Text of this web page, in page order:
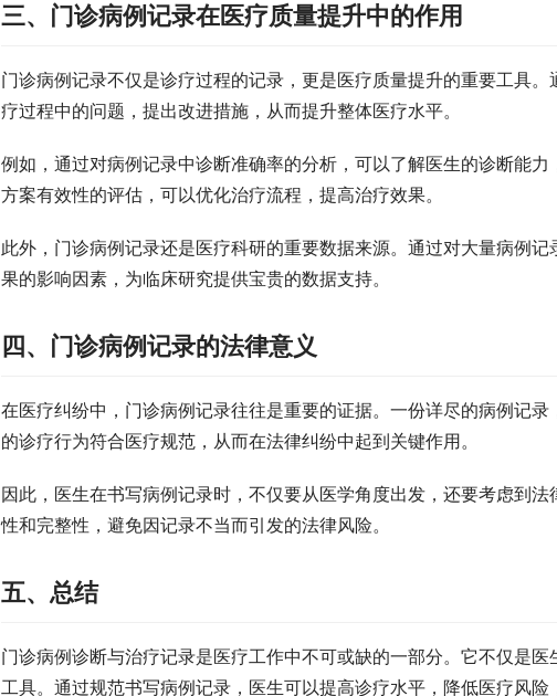
三、门诊病例记录在医疗质量提升中的作用
门诊病例记录不仅是诊疗过程的记录，更是医疗质量提升的重要工具
疗过程中的问题，提出改进措施，从而提升整体医疗水平。
例如，通过对病例记录中诊断准确率的分析，可以了解医生的诊断能
方案有效性的评估，可以优化治疗流程，提高治疗效果。
此外，门诊病例记录还是医疗科研的重要数据来源。通过对大量病例
果的影响因素，为临床研究提供宝贵的数据支持。
四、门诊病例记录的法律意义
在医疗纠纷中，门诊病例记录往往是重要的证据。一份详尽的病例记
的诊疗行为符合医疗规范，从而在法律纠纷中起到关键作用。
因此，医生在书写病例记录时，不仅要从医学角度出发，还要考虑到
性和完整性，避免因记录不当而引发的法律风险。
五、总结
门诊病例诊断与治疗记录是医疗工作中不可或缺的一部分。它不仅是
工具。通过规范书写病例记录，医生可以提高诊疗水平，降低医疗风险